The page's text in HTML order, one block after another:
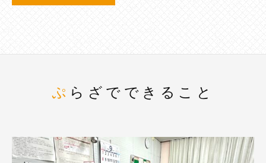
ぷらざでできること